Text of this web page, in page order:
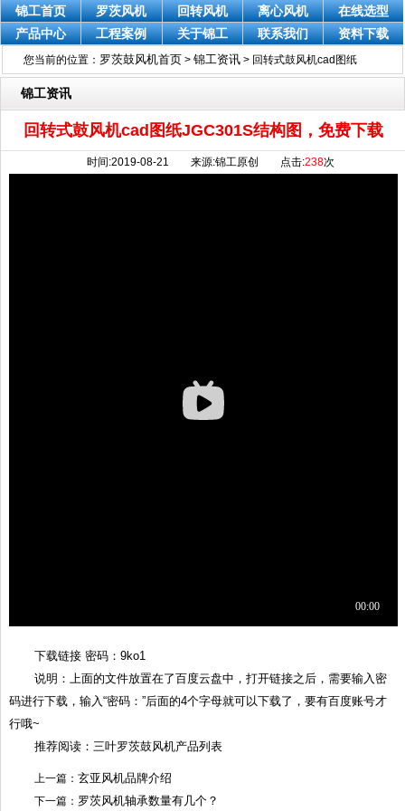
锦工首页 罗茨风机 回转风机 离心风机
在线选型
产品中心
工程案例 关于锦工 联系我们 资料下载
您当前的位置： 罗茨鼓风机首页 > 锦工资讯 >回转式鼓风机cad图纸
JGC301S结构图，免费下载
锦工资讯
回转式鼓风机cad图纸JGC301S结构图，免费下载
时间:2019-08-21 来源:锦工原创 点击:238次
下载链接 密码：9ko1
说明：上面的文件放置在了百度云盘中，打开链接之后，需要输入密
码进行下载，输入“密码：”后面的4个字母就可以下载了，要有百度账号才
行哦~
推荐阅读：三叶罗茨鼓风机产品列表
上一篇： 玄亚风机品牌介绍
下一篇： 罗茨风机轴承数量有几个？